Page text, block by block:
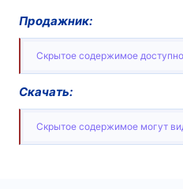
Продажник:
Скрытое содержимое
Скачать:
Скрытое содержимое могут